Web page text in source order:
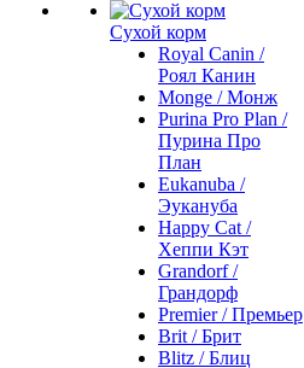
Сухой корм
Royal Canin /
Роял Канин
Monge / Монж
Purina Pro Plan /
Пурина Про
План
Eukanuba /
Эукануба
Happy Cat /
Хеппи Кэт
Grandorf /
Грандорф
Premier / Премьер
Brit / Брит
Blitz / Блиц